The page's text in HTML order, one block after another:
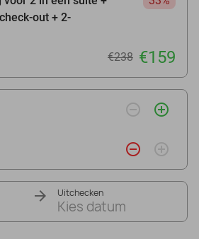
out + 2-
€238 €159
remove_circle_outline add_circle_outline
remove_circle_outline add_circle_outline
Uitchecken
Kies datum